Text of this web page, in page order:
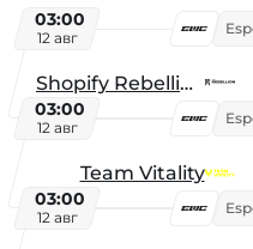
03:00
12 авг
Shopify Rebellion
03:00
12 авг
Team Vitality
03:00
12 авг